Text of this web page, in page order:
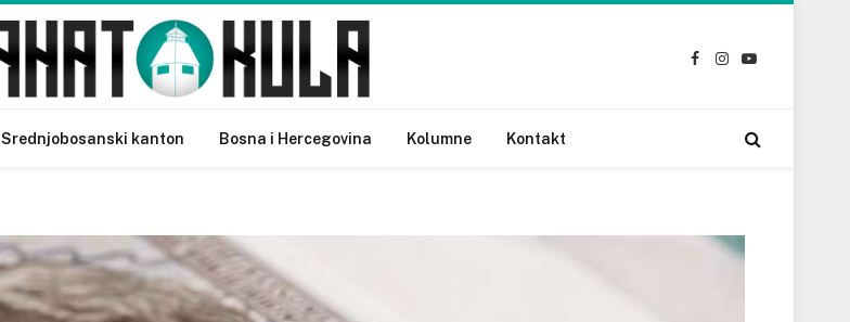
Facebook
Instagram
YouTube
Srednjobosanski kanton Bosna i Hercegovina Kolumne Kontakt